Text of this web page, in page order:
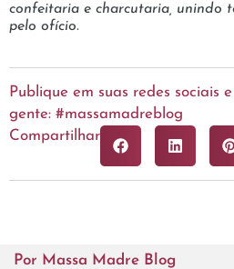
confeitaria e charcutaria, unindo
pelo ofício.
Publique em suas redes sociais
gente: #massamadreblog
Compartilhar
Por Massa Madre Blog